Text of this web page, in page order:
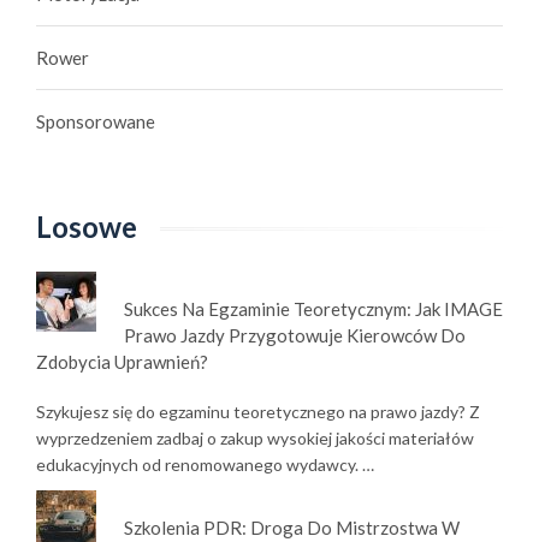
Rower
Sponsorowane
Losowe
Sukces Na Egzaminie Teoretycznym: Jak IMAGE
Prawo Jazdy Przygotowuje Kierowców Do
Zdobycia Uprawnień?
Szykujesz się do egzaminu teoretycznego na prawo jazdy? Z
wyprzedzeniem zadbaj o zakup wysokiej jakości materiałów
edukacyjnych od renomowanego wydawcy. …
Szkolenia PDR: Droga Do Mistrzostwa W